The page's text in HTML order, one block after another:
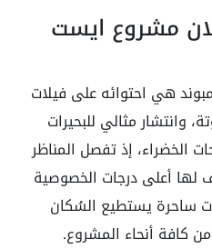
مشروع ايست
هي احتوائه على فيلات
وانتشار مثالي للبحيرات
الخضراء، إذ تفصل المناظر
لها أعلى درجات الخصوصية
ساحرة يستطيع السُكان
كافة أنحاء المشروع.